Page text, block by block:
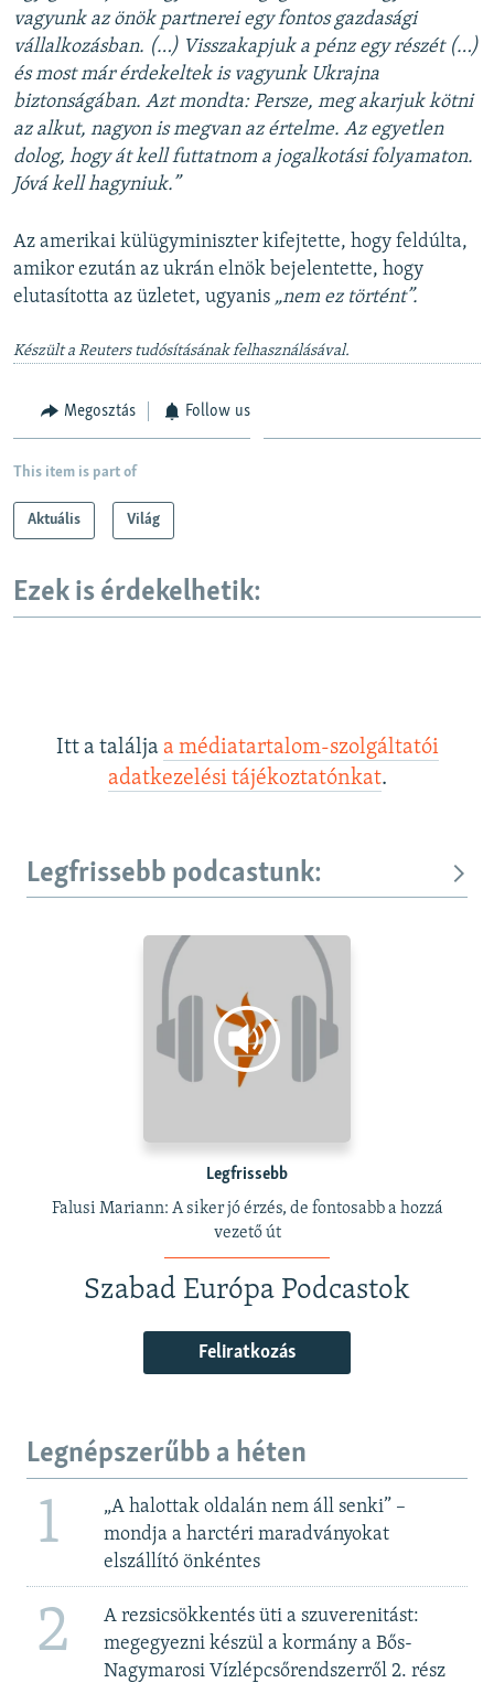
vagyunk az önök partnerei egy fontos gazdasági
vállalkozásban. (…) Visszakapjuk a pénz egy részét (…)
és most már érdekeltek is vagyunk Ukrajna
biztonságában. Azt mondta: Persze, meg akarjuk kötni
az alkut, nagyon is megvan az értelme. Az egyetlen
dolog, hogy át kell futtatnom a jogalkotási folyamaton.
Jóvá kell hagyniuk.”
Az amerikai külügyminiszter kifejtette, hogy feldúlta,
amikor ezután az ukrán elnök bejelentette, hogy
elutasította az üzletet, ugyanis „nem ez történt”.
Készült a Reuters tudósításának felhasználásával.
Megosztás Follow us
This item is part of
Aktuális Világ
Ezek is érdekelhetik:
Itt a találja a médiatartalom-szolgáltatói
adatkezelési tájékoztatónkat.
Legfrissebb podcastunk:
Legfrissebb
Falusi Mariann: A siker jó érzés, de fontosabb a hozzá
vezető út
Szabad Európa Podcastok
Feliratkozás
Legnépszerűbb a héten
1
„A halottak oldalán nem áll senki” –
mondja a harctéri maradványokat
elszállító önkéntes
2
A rezsicsökkentés üti a szuverenitást:
megegyezni készül a kormány a Bős-
Nagymarosi Vízlépcsőrendszerről 2. rész